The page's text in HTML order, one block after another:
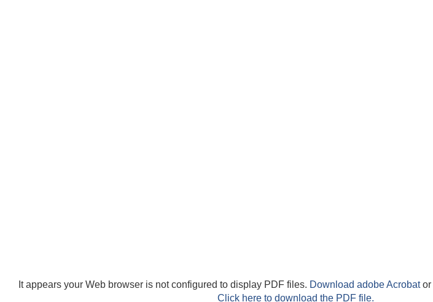
It appears your Web browser is not configured to display PDF files. Download adobe Acrobator
Click here to download the PDF file.